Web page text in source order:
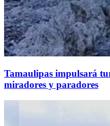
Tamaulipas impulsará
miradores y paradores